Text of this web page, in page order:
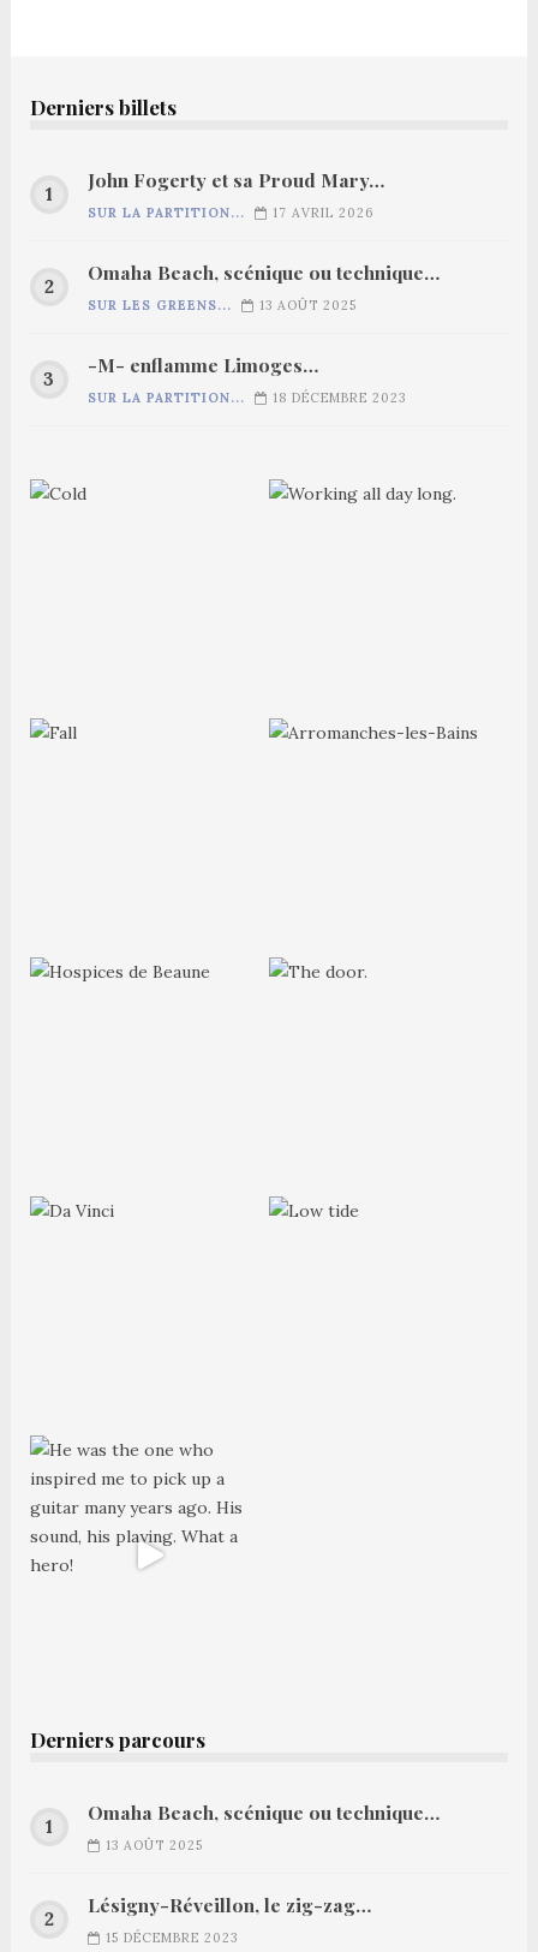
Derniers billets
John Fogerty et sa Proud Mary…
SUR LA PARTITION... 17 AVRIL 2026
Omaha Beach, scénique ou technique…
SUR LES GREENS... 13 AOÛT 2025
-M- enflamme Limoges…
SUR LA PARTITION... 18 DÉCEMBRE 2023
Derniers parcours
Omaha Beach, scénique ou technique…
13 AOÛT 2025
Lésigny-Réveillon, le zig-zag…
15 DÉCEMBRE 2023